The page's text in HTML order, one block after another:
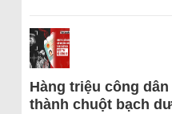
Hàng triệu công
thành chuột bạch